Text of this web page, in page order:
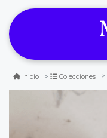
Inicio Colecciones